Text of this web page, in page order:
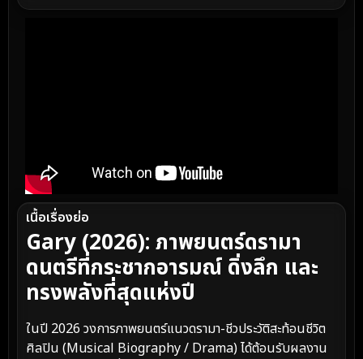
เนื้อเรื่องย่อ
Gary (2026): ภาพยนตร์ดรามา
ดนตรีที่กระชากอารมณ์ ดิ่งลึก และ
ทรงพลังที่สุดแห่งปี
ในปี 2026 วงการภาพยนตร์แนวดรามา-ชีวประวัติสะท้อนชีวิต
ศิลปิน (Musical Biography / Drama) ได้ต้อนรับผลงาน